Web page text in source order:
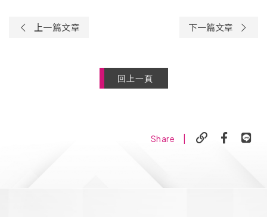
上一篇文章 下一篇文章
回上一頁
Share